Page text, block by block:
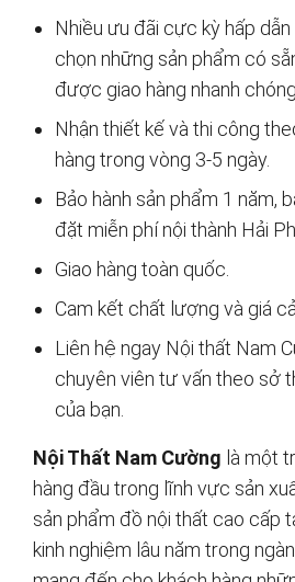
Nhiều ưu đãi cực kỳ hấp
chọn những sản phẩm có
được giao hàng nhanh chóng.
Nhận thiết kế và thi công
hàng trong vòng 3-5 ngày.
Bảo hành sản phẩm 1 năm,
đặt miễn phí nội thành Hải
Giao hàng toàn quốc.
Cam kết chất lượng và giá
Liên hệ ngay Nội thất Nam
chuyên viên tư vấn theo sở
của bạn.
Nội Thất Nam Cường là một
hàng đầu trong lĩnh vực sản
sản phẩm đồ nội thất cao cấp
kinh nghiệm lâu năm trong